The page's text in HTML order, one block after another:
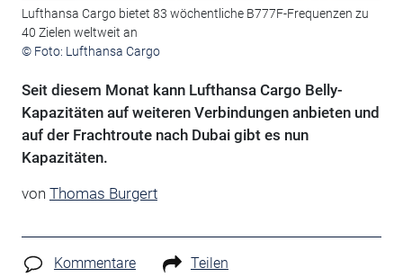
Lufthansa Cargo bietet 83 wöchentliche B777F-Frequenzen zu
40 Zielen weltweit an
© Foto: Lufthansa Cargo
Seit diesem Monat kann Lufthansa Cargo Belly-
Kapazitäten auf weiteren Verbindungen anbieten und
auf der Frachtroute nach Dubai gibt es nun
Kapazitäten.
von Thomas Burgert
Kommentare Teilen